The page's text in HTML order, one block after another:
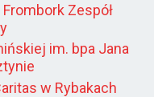
Zespół
im. bpa Jana
w Rybakach